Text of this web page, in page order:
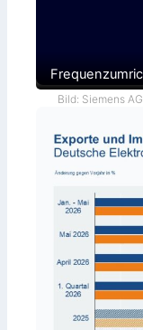
Bild: Siemens AG